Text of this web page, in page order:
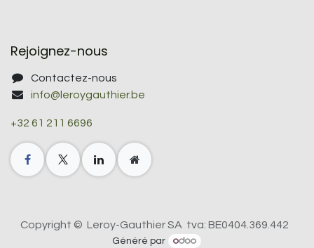
Rejoignez-nous
Contactez-nous
info@leroygauthier.be
+32 61 211 6696
Copyright © Leroy-Gauthier SA tva: BE0404.369.442
Généré par